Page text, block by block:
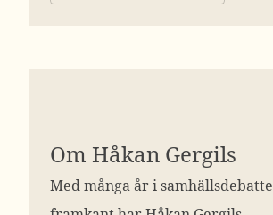
Om Håkan Gergils
Med många år i